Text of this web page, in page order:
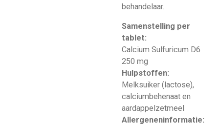
behandelaar.
Samenstelling per
tablet:
Calcium Sulfuricum D6
250 mg
Hulpstoffen:
Melksuiker (lactose),
calciumbehenaat en
aardappelzetmeel
Allergeneninformatie: